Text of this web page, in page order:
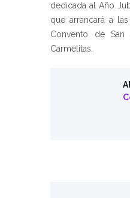
dedicada al Año
que arrancará a
Convento de
Carmelitas.